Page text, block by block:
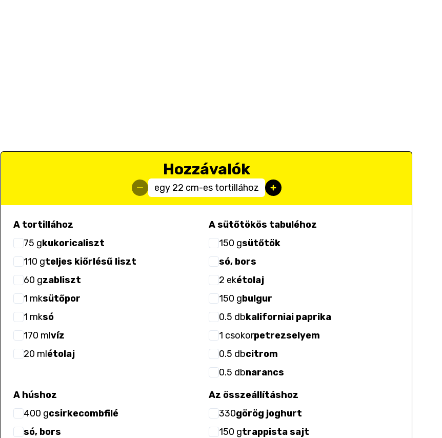
Hozzávalók
egy 22 cm-es tortillához
A tortillához
75 gkukoricaliszt
110 gteljes kiőrlésű liszt
60 gzabliszt
1 mksütőpor
1 mksó
170 mlvíz
20 mlétolaj
A sütőtökös tabuléhoz
150 gsütőtök
só, bors
2 ekétolaj
150 gbulgur
0.5 dbkaliforniai paprika
1 csokorpetrezselyem
0.5 dbcitrom
0.5 dbnarancs
A húshoz
400 gcsirkecombfilé
só, bors
Az összeállításhoz
330görög joghurt
150 gtrappista sajt